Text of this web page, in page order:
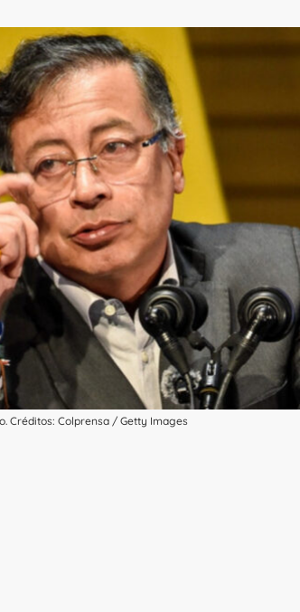
Créditos: Colprensa / Getty Images